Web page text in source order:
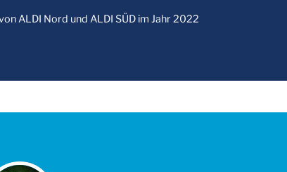
ALDI Nord und ALDI SÜD im Jahr 2022